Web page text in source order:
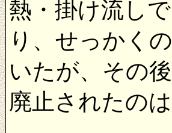
熱・掛け流し
り、せっかく
いたが、その
廃止されたの